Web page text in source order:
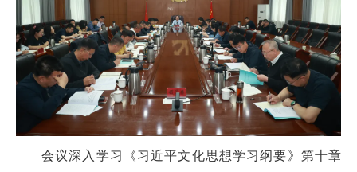
会议深入学习《习近平文化思想学习纲要》第十章